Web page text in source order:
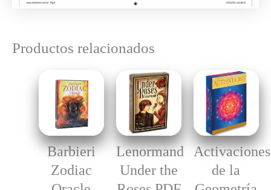
Productos relacionados
Barbieri
Zodiac
Lenormand
Under the
Activaciones
de la